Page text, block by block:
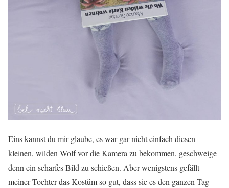
Eins kannst du mir glaube, es war gar nicht einfach diesen
kleinen, wilden Wolf vor die Kamera zu bekommen, geschweige
denn ein scharfes Bild zu schießen. Aber wenigstens gefällt
meiner Tochter das Kostüm so gut, dass sie es den ganzen Tag